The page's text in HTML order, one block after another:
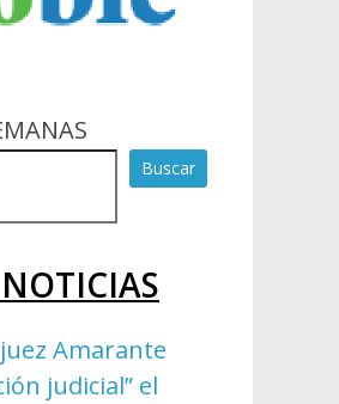
Buscar
juez Amarante
judicial” el